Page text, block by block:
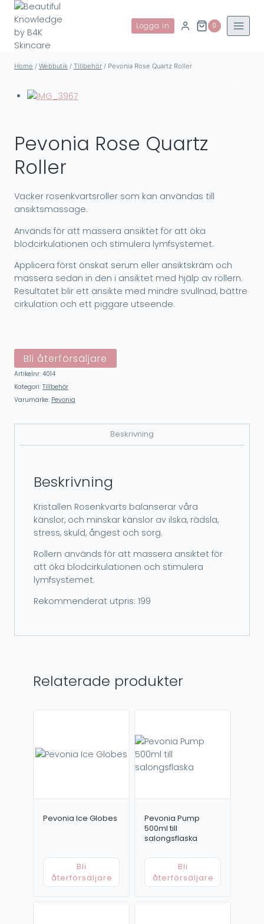
Skip
content
Logga in 0
Home / Webbutik / Tillbehör / Pevonia Rose Quartz Roller
Pevonia Rose Quartz
Roller
Vacker rosenkvartsroller som kan användas till
ansiktsmassage.
Används för att massera ansiktet för att öka
blodcirkulationen och stimulera lymfsystemet.
Applicera först önskat serum eller ansiktskräm och
massera sedan in den i ansiktet med hjälp av rollern.
Resultatet blir ett ansikte med mindre svullnad, bättre
cirkulation och ett piggare utseende.
Bli återförsäljare
Artikelnr: 4014
Kategori: Tillbehör
Varumärke: Pevonia
Beskrivning
Beskrivning
Kristallen Rosenkvarts balanserar våra
känslor, och minskar känslor av ilska, rädsla,
stress, skuld, ångest och sorg.
Rollern används för att massera ansiktet för
att öka blodcirkulationen och stimulera
lymfsystemet.
Rekommenderat utpris: 199
Relaterade produkter
Pevonia Ice Globes
Bli
återförsäljare
Pevonia Pump
500ml till
salongsflaska
Bli
återförsäljare